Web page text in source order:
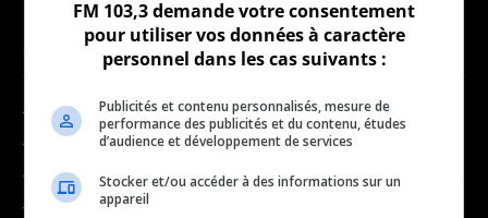
NOUVELLES
- Affaires municipales
- Communauté / Social
- Culture
- Économie
MUSIQUE
- Décompte franco
- Joué récemment
FM 103,3 demande votre consentement
pour utiliser vos données à caractère
personnel dans les cas suivants :
Publicités et contenu personnalisés, mesure de
performance des publicités et du contenu, études
d’audience et développement de services
Stocker et/ou accéder à des informations sur un
appareil